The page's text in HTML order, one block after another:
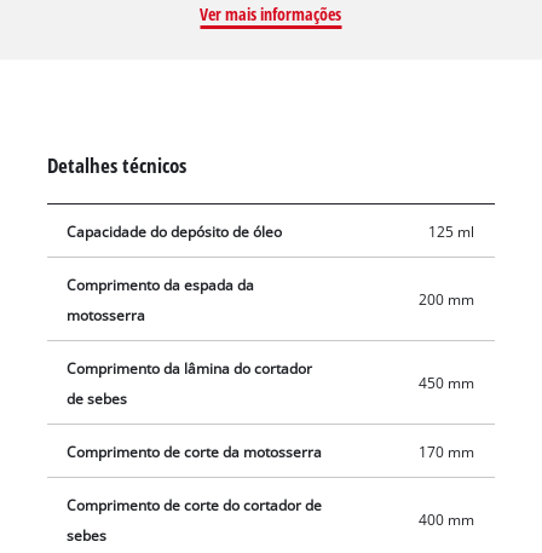
Ver mais informações
Detalhes técnicos
Capacidade do depósito de óleo 125 ml
Comprimento da espada da
motosserra
200 mm
Comprimento da lâmina do cortador
de sebes
450 mm
Comprimento de corte da motosserra 170 mm
Comprimento de corte do cortador de
sebes
400 mm